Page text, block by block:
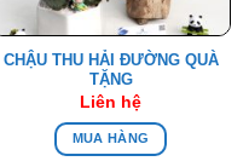
CHẬU THU HẢI ĐƯỜNG QUÀ
TẶNG
Liên hệ
MUA HÀNG